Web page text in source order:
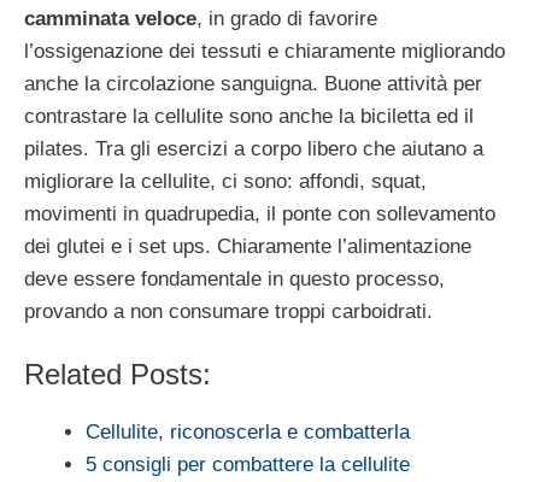
camminata veloce, in grado di favorire
l’ossigenazione dei tessuti e chiaramente migliorando
anche la circolazione sanguigna. Buone attività per
contrastare la cellulite sono anche la biciletta ed il
pilates. Tra gli esercizi a corpo libero che aiutano a
migliorare la cellulite, ci sono: affondi, squat,
movimenti in quadrupedia, il ponte con sollevamento
dei glutei e i set ups. Chiaramente l’alimentazione
deve essere fondamentale in questo processo,
provando a non consumare troppi carboidrati.
Related Posts:
Cellulite, riconoscerla e combatterla
5 consigli per combattere la cellulite